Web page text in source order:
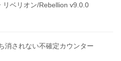
リベリオン/Rebellion v9.0.0
消されない不確定カウンター